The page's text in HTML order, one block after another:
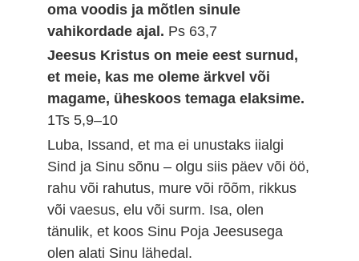
oma voodis ja mõtlen sinule
vahikordade ajal. Ps 63,7
Jeesus Kristus on meie eest surnud,
et meie, kas me oleme ärkvel või
magame, üheskoos temaga elaksime.
1Ts 5,9–10
Luba, Issand, et ma ei unustaks iialgi
Sind ja Sinu sõnu – olgu siis päev või öö,
rahu või rahutus, mure või rõõm, rikkus
või vaesus, elu või surm. Isa, olen
tänulik, et koos Sinu Poja Jeesusega
olen alati Sinu lähedal.